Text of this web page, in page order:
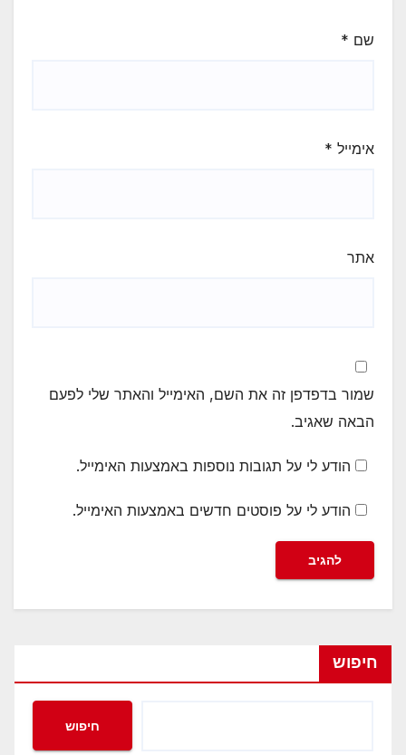
שם *
אימייל *
אתר
שמור בדפדפן זה את השם, האימייל והאתר שלי לפעם
הבאה שאגיב.
הודע לי על תגובות נוספות באמצעות האימייל.
הודע לי על פוסטים חדשים באמצעות האימייל.
חיפוש
חיפוש